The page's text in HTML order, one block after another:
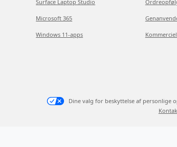
Surface Laptop Studio
Microsoft 365
Windows 11-apps
Dine valg for beskyttelse af personlige